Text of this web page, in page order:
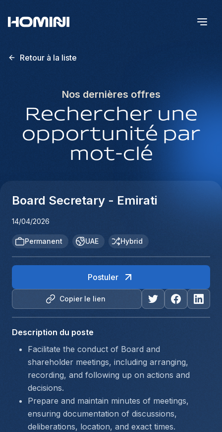
Retour à la liste
Nos dernières offres
Rechercher une
opportunité par
mot-clé
Board Secretary - Emirati
14/04/2026
Permanent UAE Hybrid
Copier le lien
Postuler
Description du poste
Facilitate the conduct of Board and
shareholder meetings, including arranging,
recording, and following up on actions and
decisions.
Prepare and maintain minutes of meetings,
ensuring documentation of discussions,
deliberations, location, and exact times.